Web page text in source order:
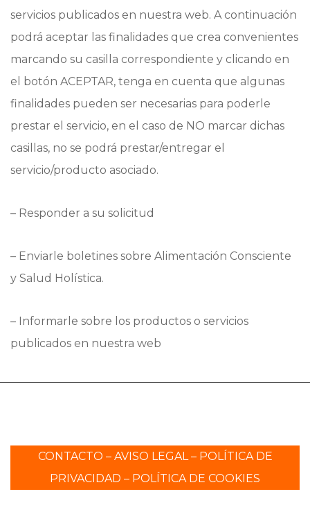
servicios publicados en nuestra web. A continuación
podrá aceptar las finalidades que crea convenientes
marcando su casilla correspondiente y clicando en
el botón ACEPTAR, tenga en cuenta que algunas
finalidades pueden ser necesarias para poderle
prestar el servicio, en el caso de NO marcar dichas
casillas, no se podrá prestar/entregar el
servicio/producto asociado.
– Responder a su solicitud
– Enviarle boletines sobre Alimentación Consciente
y Salud Holística.
– Informarle sobre los productos o servicios
publicados en nuestra web
CONTACTO – AVISO LEGAL – POLÍTICA DE
PRIVACIDAD – POLÍTICA DE COOKIES